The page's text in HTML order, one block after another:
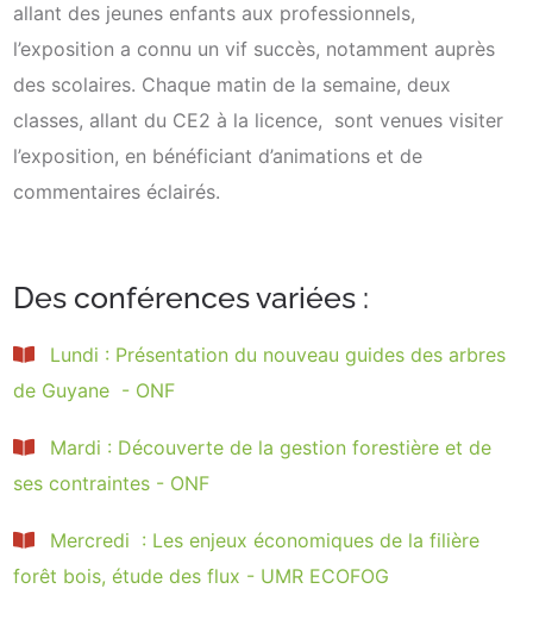
allant des jeunes enfants aux professionnels,
l’exposition a connu un vif succès, notamment auprès
des scolaires. Chaque matin de la semaine, deux
classes, allant du CE2 à la licence, sont venues visiter
l’exposition, en bénéficiant d’animations et de
commentaires éclairés.
Des conférences variées :
Lundi : Présentation du nouveau guides des arbres
de Guyane - ONF
Mardi : Découverte de la gestion forestière et de
ses contraintes - ONF
Mercredi : Les enjeux économiques de la filière
forêt bois, étude des flux - UMR ECOFOG